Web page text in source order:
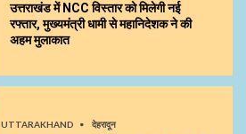
उत्तराखंड में NCC विस्तार को मिलेगी नई
रफ्तार, मुख्यमंत्री धामी से महानिदेशक ने की
अहम मुलाकात
UTTARAKHAND देहरादून